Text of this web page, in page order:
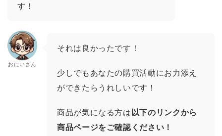
す！
おにいさん
それは良かったです！
少しでもあなたの購買活動にお力添え
ができたらうれしいです！
商品が気になる方は以下のリンクから
商品ページをご確認ください！